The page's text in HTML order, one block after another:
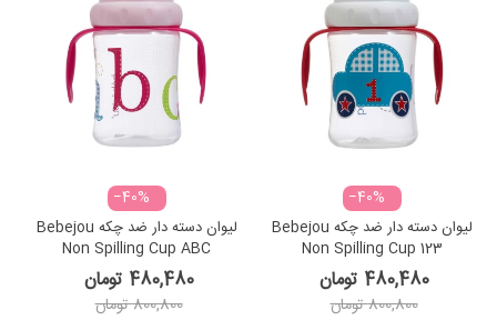
‎−40%
لیوان دسته دار ضد چکه Bebejou
Non Spilling Cup 123
480,480 تومان
800,800 تومان
‎−40%
لیوان دسته دار ضد چکه Bebejou
Non Spilling Cup ABC
480,480 تومان
800,800 تومان